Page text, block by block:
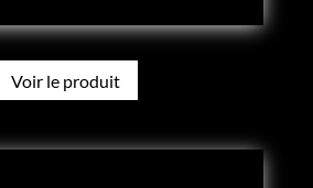
Voir le produit